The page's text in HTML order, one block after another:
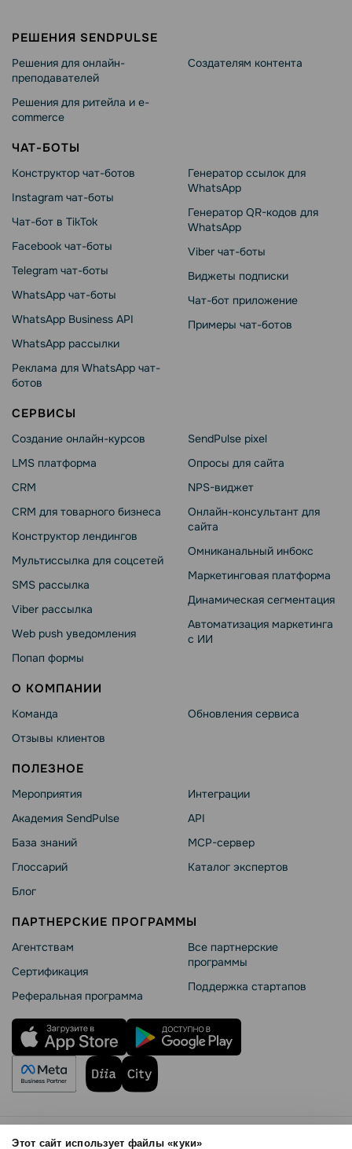
Этот сайт использует файлы «куки»
РЕШЕНИЯ SENDPULSE
Решения для онлайн-
преподавателей
Решения для ритейла и e-
commerce
Создателям контента
ЧАТ-БОТЫ
Конструктор чат-ботов
Instagram чат-боты
Чат-бот в TikTok
Facebook чат-боты
Telegram чат-боты
WhatsApp чат-боты
WhatsApp Business API
WhatsApp рассылки
Реклама для WhatsApp чат-
ботов
Генератор ссылок для
WhatsApp
Генератор QR-кодов для
WhatsApp
Viber чат-боты
Виджеты подписки
Чат-бот приложение
Примеры чат-ботов
СЕРВИСЫ
Создание онлайн-курсов
LMS платформа
CRM
CRM для товарного бизнеса
Конструктор лендингов
Мультиссылка для соцсетей
SMS рассылка
Viber рассылка
Web push уведомления
Попап формы
SendPulse pixel
Опросы для сайта
NPS-виджет
Онлайн-консультант для
сайта
Омниканальный инбокс
Маркетинговая платформа
Динамическая сегментация
Автоматизация маркетинга
с ИИ
О КОМПАНИИ
Команда
Отзывы клиентов
Обновления сервиса
ПОЛЕЗНОЕ
Мероприятия
Академия SendPulse
База знаний
Глоссарий
Блог
Интеграции
API
MCP-сервер
Каталог экспертов
ПАРТНЕРСКИЕ ПРОГРАММЫ
Агентствам
Сертификация
Реферальная программа
Все партнерские
программы
Поддержка стартапов
Правила использования